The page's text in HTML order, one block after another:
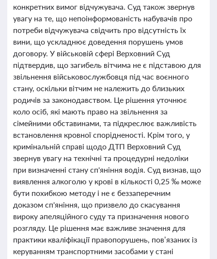
конкретних вимог відчужувача. Суд також звернув
увагу на те, що непоінформованість набувачів про
потреби відчужувача свідчить про відсутність їх
вини, що ускладнює доведення порушень умов
договору. У військовій сфері Верховний Суд
підтвердив, що загибель вітчима не є підставою для
звільнення військовослужбовця під час воєнного
стану, оскільки вітчим не належить до близьких
родичів за законодавством. Це рішення уточнює
коло осіб, які мають право на звільнення за
сімейними обставинами, та підкреслює важливість
встановлення кровної спорідненості. Крім того, у
кримінальній справі щодо ДТП Верховний Суд
звернув увагу на технічні та процедурні недоліки
при визначенні стану сп'яніння водія. Суд визнав, що
виявлення алкоголю у крові в кількості 0,25 ‰ може
бути похибкою методу і не є беззаперечним
доказом сп'яніння, що призвело до скасування
вироку апеляційного суду та призначення нового
розгляду. Це рішення має важливе значення для
практики кваліфікації правопорушень, пов’язаних із
керуванням транспортними засобами у стані